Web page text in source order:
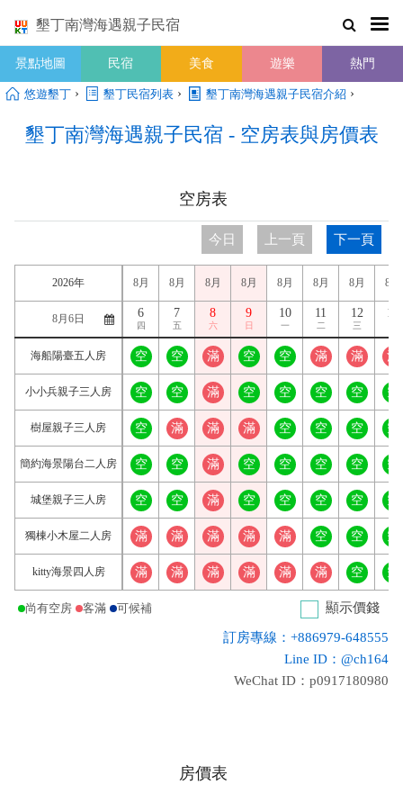
墾丁南灣海遇親子民宿
景點地圖 民宿 美食 遊樂 熱門
悠遊墾丁 › 墾丁民宿列表 › 墾丁南灣海遇親子民宿介紹 ›
墾丁南灣海遇親子民宿 - 空房表與房價表
空房表
今日 上一頁 下一頁
2026年
海船陽臺五人房
小小兵親子三人房
樹屋親子三人房
簡約海景陽台二人房
城堡親子三人房
獨棟小木屋二人房
kitty海景四人房
8月
6
四
空
空
空
空
空
滿
滿
8月
7
五
空
空
滿
空
空
滿
滿
8月
8
六
滿
滿
滿
滿
滿
滿
滿
8月
9
日
空
空
滿
空
空
滿
滿
8月
10
一
空
空
空
空
空
滿
滿
8月
11
二
滿
空
空
空
空
空
滿
8月
12
三
滿
空
空
空
空
空
空
8月
13
滿
空
空
空
空
空
空
尚有空房 客滿 可候補 顯示價錢
訂房專線：+886979-648555
Line ID：@ch164
WeChat ID：p0917180980
房價表